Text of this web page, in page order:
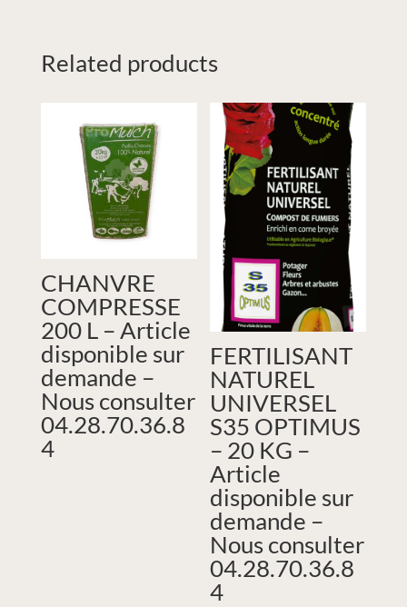
Related products
CHANVRE
COMPRESSE
200 L – Article
disponible sur
demande –
Nous consulter
04.28.70.36.8
4
FERTILISANT
NATUREL
UNIVERSEL
S35 OPTIMUS
– 20 KG –
Article
disponible sur
demande –
Nous consulter
04.28.70.36.8
4